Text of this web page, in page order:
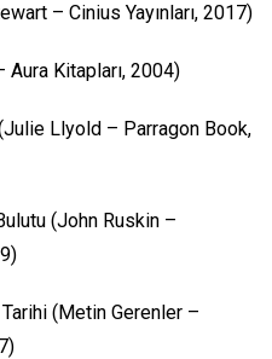
– Cinius Yayınları, 2017)
Aura Kitapları, 2004)
Llyold – Parragon Book,
(John Ruskin –
(Metin Gerenler –